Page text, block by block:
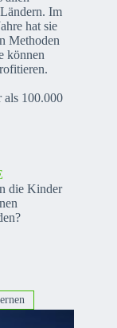
Im
hat sie
Methoden
können
als 100.000
die Kinder